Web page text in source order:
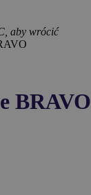
aby wrócić
BRAVO